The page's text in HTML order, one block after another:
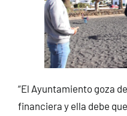
“El Ayuntamiento goza
financiera y ella debe